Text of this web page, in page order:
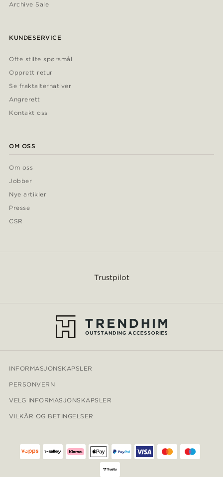
Archive Sale
KUNDESERVICE
Ofte stilte spørsmål
Opprett retur
Se fraktalternativer
Angrerett
Kontakt oss
OM OSS
Om oss
Jobber
Nye artikler
Presse
CSR
Trustpilot
INFORMASJONSKAPSLER
PERSONVERN
VELG INFORMASJONSKAPSLER
VILKÅR OG BETINGELSER